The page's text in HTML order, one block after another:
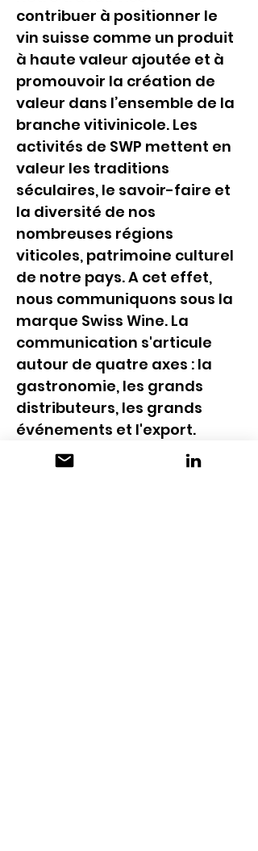
contribuer à positionner le
vin suisse comme un produit
à haute valeur ajoutée et à
promouvoir la création de
valeur dans l’ensemble de la
branche vitivinicole. Les
activités de SWP mettent en
valeur les traditions
séculaires, le savoir-faire et
la diversité de nos
nombreuses régions
viticoles, patrimoine culturel
de notre pays. A cet effet,
nous communiquons sous la
marque Swiss Wine. La
communication s'articule
autour de quatre axes : la
gastronomie, les grands
distributeurs, les grands
événements et l'export.
CONTACT